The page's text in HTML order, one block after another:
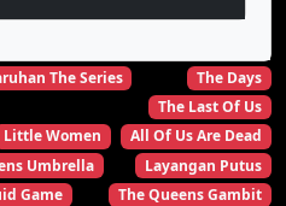
The Series
The Days
The Last Of Us
Little Women
All Of Us Are Dead
Umbrella
Layangan Putus
Game
The Queens Gambit